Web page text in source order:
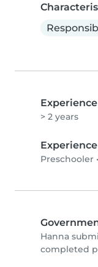
Experience
> 2 years
Preschooler •
Hanna
completed